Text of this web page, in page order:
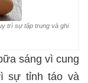
trì sự tập trung và ghi
sáng vì cung
sự tỉnh táo và